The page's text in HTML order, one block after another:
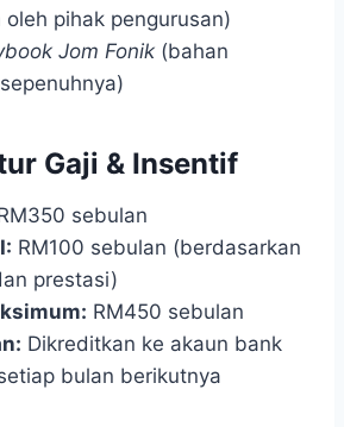
pihak pengurusan)
Jom Fonik (bahan
Gaji & Insentif
sebulan
RM100 sebulan (berdasarkan
prestasi)
RM450 sebulan
Dikreditkan ke akaun bank
bulan berikutnya